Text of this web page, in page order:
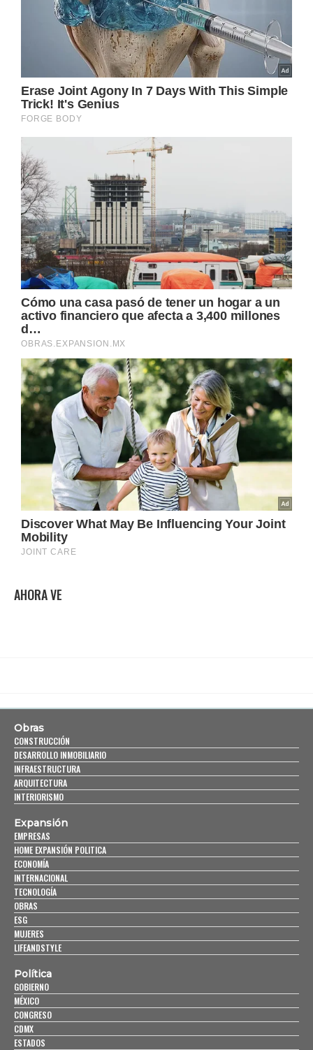
AHORA VE
Obras
CONSTRUCCIÓN
DESARROLLO INMOBILIARIO
INFRAESTRUCTURA
ARQUITECTURA
INTERIORISMO
Expansión
EMPRESAS
HOME EXPANSIÓN POLITICA
ECONOMÍA
INTERNACIONAL
TECNOLOGÍA
OBRAS
ESG
MUJERES
LIFEANDSTYLE
Política
GOBIERNO
MÉXICO
CONGRESO
CDMX
ESTADOS